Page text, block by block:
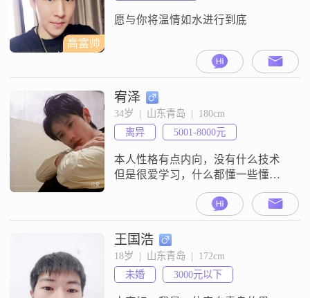
高富帅
愿与你将温情如水进行到底
宥泽
34岁  |  山东青岛  |  180cm
离异
5001-8000元
本人性格有点内向，没有什么技术
但是很爱学习，什么都懂一些懂的
不是很多，父母不在了，一个人也
可以选择去对方的家里，会好好孝
敬老人，由于父母的问题一向比较
自卑，社交很少，朋友也不多，如
果可以一心只想围着一个人到老
##3002##
王国浩
18岁  |  山东青岛  |  172cm
未婚
3000元以下